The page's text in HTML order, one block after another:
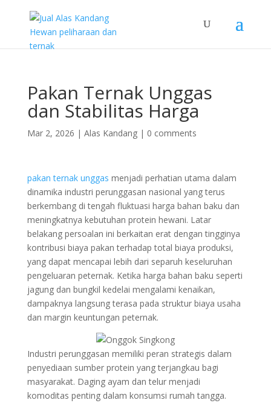
Pakan Ternak Unggas
dan Stabilitas Harga
Mar 2, 2026 | Alas Kandang| 0 comments
pakan ternak unggas menjadi perhatian utama dalam
dinamika industri perunggasan nasional yang terus
berkembang di tengah fluktuasi harga bahan baku dan
meningkatnya kebutuhan protein hewani. Latar
belakang persoalan ini berkaitan erat dengan tingginya
kontribusi biaya pakan terhadap total biaya produksi,
yang dapat mencapai lebih dari separuh keseluruhan
pengeluaran peternak. Ketika harga bahan baku seperti
jagung dan bungkil kedelai mengalami kenaikan,
dampaknya langsung terasa pada struktur biaya usaha
dan margin keuntungan peternak.
Industri perunggasan memiliki peran strategis dalam
penyediaan sumber protein yang terjangkau bagi
masyarakat. Daging ayam dan telur menjadi
komoditas penting dalam konsumsi rumah tangga.